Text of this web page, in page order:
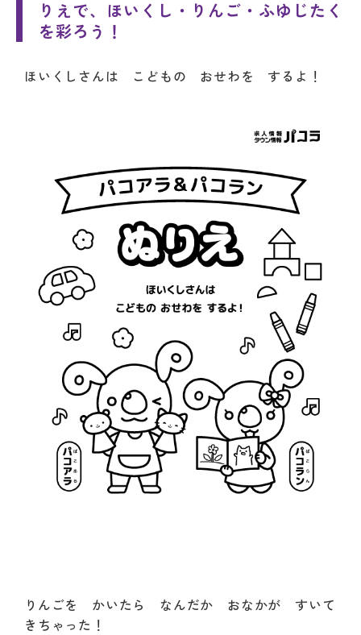
りえで、ほいくし・りんご・ふゆじたく
を彩ろう！
ほいくしさんは こどもの おせわを するよ！
りんごを かいたら なんだか おなかが すいて
きちゃった！